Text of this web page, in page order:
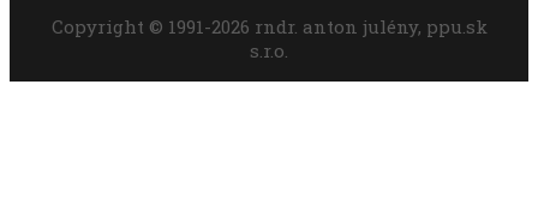
Copyright © 1991-2026 rndr. anton julény, ppu.sk
s.r.o.